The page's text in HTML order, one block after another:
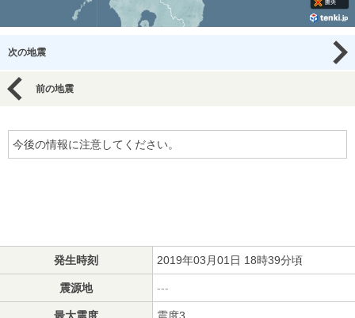
次の地震
前の地震
今後の情報に注意してください。
発生時刻 2019年03月01日 18時39分頃
震源地 ---
最大震度 震度3